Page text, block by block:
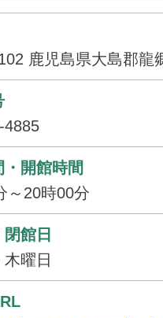
鹿児島県大島郡龍
4885
開館時間
～20時00分
館日
曜日